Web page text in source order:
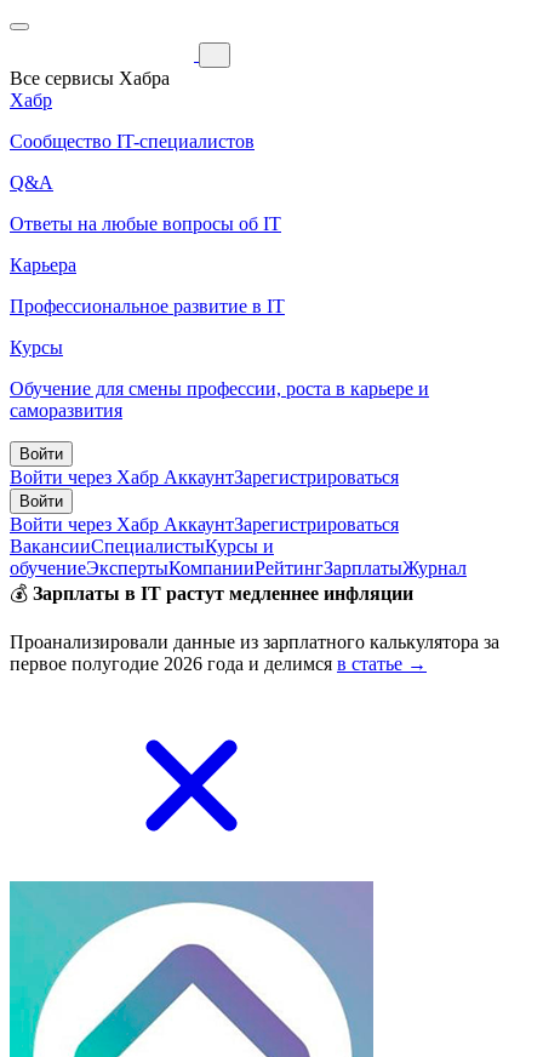
Все сервисы Хабра
Хабр
Сообщество IT-специалистов
Q&A
Ответы на любые вопросы об IT
Карьера
Профессиональное развитие в IT
Курсы
Обучение для смены профессии, роста в карьере и
саморазвития
Войти
Войти через Хабр АккаунтЗарегистрироваться
Войти
Войти через Хабр АккаунтЗарегистрироваться
ВакансииСпециалистыКурсы и
обучениеЭкспертыКомпанииРейтингЗарплатыЖурнал
💰 Зарплаты в IT растут медленнее инфляции
Проанализировали данные из зарплатного калькулятора за
первое полугодие 2026 года и делимся в статье →